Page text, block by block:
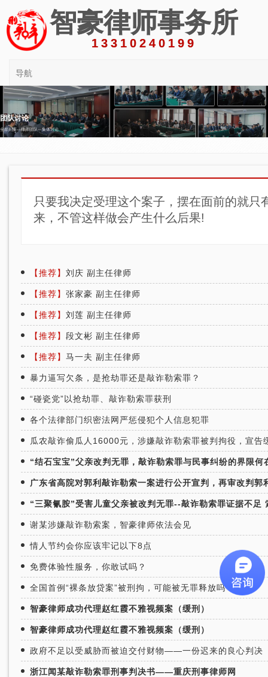
智豪律师事务所
13310240199
导航
团队讨论
全部刑案—律师团队—集体讨论
只要我决定受理这个案子，摆在面前的就
来，不管这样做会产生什么后果!
【推荐】 刘庆 副主任律师
【推荐】 张家豪 副主任律师
【推荐】 刘莲 副主任律师
【推荐】 段文彬 副主任律师
【推荐】 马一夫 副主任律师
暴力逼写欠条，是抢劫罪还是敲诈勒索罪？
“碰瓷党”以抢劫罪、敲诈勒索罪获刑
各个法律部门织密法网严惩侵犯个人信息犯罪
瓜农敲诈偷瓜人16000元，涉嫌敲诈勒索罪被判拘役，宣告
“结石宝宝”父亲改判无罪，敲诈勒索罪与民事纠纷的界限何
广东省高院对郭利敲诈勒索一案进行公开宣判，再审改判郭
“三聚氰胺”受害儿童父亲被改判无罪--敲诈勒索罪证据不足
谢某涉嫌敲诈勒索案，智豪律师依法会见
情人节约会你应该牢记以下8点
免费体验性服务，你敢试吗？
全国首例“裸条放贷案”被刑拘，可能被无罪释放吗？
智豪律师成功代理赵红霞不雅视频案（缓刑）
智豪律师成功代理赵红霞不雅视频案（缓刑）
政府不足以受威胁而被迫交付财物——一份迟来的良心判决
浙江闻某敲诈勒索罪刑事判决书——重庆刑事律师网